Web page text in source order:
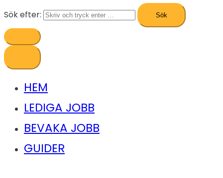
Sök efter:
HEM
LEDIGA JOBB
BEVAKA JOBB
GUIDER